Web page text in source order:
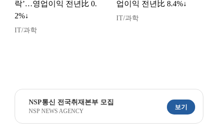
락’…영업이익 전년比 0.
2%↓
IT/과학
업이익 전년比 8.4%↓
IT/과학
NSP통신 전국취재본부 모집
NSP NEWS AGENCY
보기